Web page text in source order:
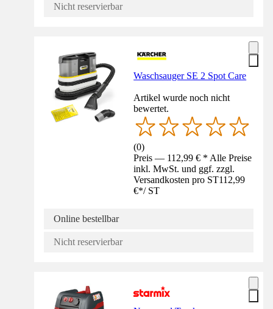
Nicht reservierbar
Waschsauger SE 2 Spot Care
Artikel wurde noch nicht
bewertet.
(0)
Preis — 112,99 € * Alle Preise
inkl. MwSt. und ggf. zzgl.
Versandkosten pro ST112,99
€*/ ST
Online bestellbar
Nicht reservierbar